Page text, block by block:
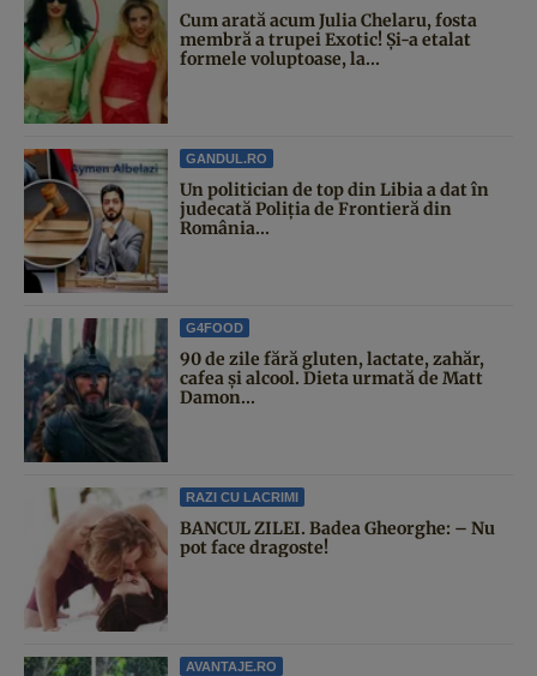
Cum arată acum Julia Chelaru, fosta
membră a trupei Exotic! Și-a etalat
formele voluptoase, la...
GANDUL.RO
Un politician de top din Libia a dat în
judecată Poliția de Frontieră din
România...
G4FOOD
90 de zile fără gluten, lactate, zahăr,
cafea și alcool. Dieta urmată de Matt
Damon...
RAZI CU LACRIMI
BANCUL ZILEI. Badea Gheorghe: – Nu
pot face dragoste!
AVANTAJE.RO